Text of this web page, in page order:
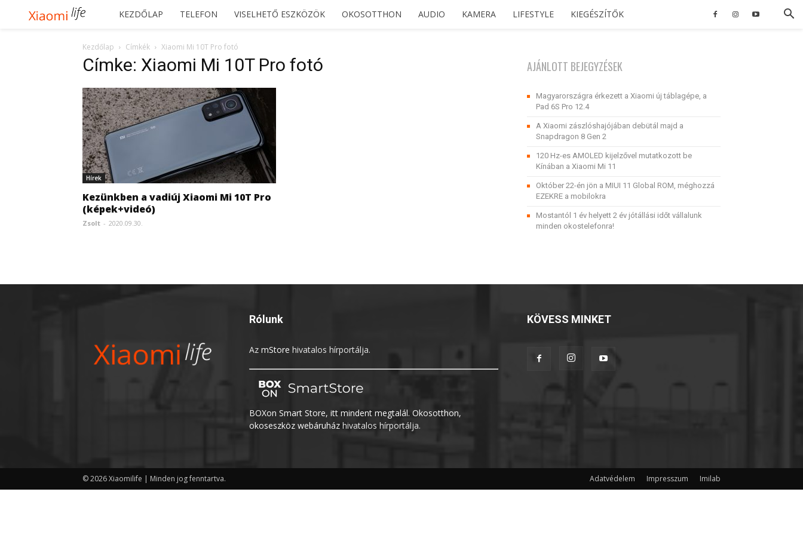
Xiaomilife
KEZDŐLAP TELEFON VISELHETŐ ESZKÖZÖK OKOSOTTHON AUDIO KAMERA LIFESTYLE KIEGÉSZÍTŐK
Kezdőlap Címkék Xiaomi Mi 10T Pro fotó
Címke: Xiaomi Mi 10T Pro fotó
Hírek
Kezünkben a vadiúj Xiaomi Mi 10T Pro
(képek+videó)
Zsolt - 2020.09.30.
AJÁNLOTT BEJEGYZÉSEK
Magyarországra érkezett a Xiaomi új táblagépe, a
Pad 6S Pro 12.4
A Xiaomi zászlóshajójában debütál majd a
Snapdragon 8 Gen 2
120 Hz-es AMOLED kijelzővel mutatkozott be
Kínában a Xiaomi Mi 11
Október 22-én jön a MIUI 11 Global ROM, méghozzá
EZEKRE a mobilokra
Mostantól 1 év helyett 2 év jótállási időt vállalunk
minden okostelefonra!
Rólunk
Az mStore hivatalos hírportálja.
BOXon Smart Store, itt mindent megtalál. Okosotthon,
okoseszköz webáruház hivatalos hírportálja.
KÖVESS MINKET
Adatvédelem Impresszum Imilab
© 2026 Xiaomilife | Minden jog fenntartva.